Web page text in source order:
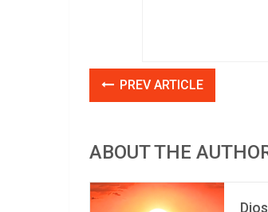
PREV ARTICLE
ABOUT THE